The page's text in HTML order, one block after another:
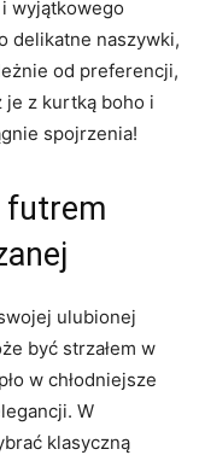
⁤wyjątkowego
delikatne naszywki,​
od preferencji,
je z kurtką boho‌ i
spojrzenia!
futrem
ulubionej
być strzałem w
w chłodniejsze
W
klasyczną